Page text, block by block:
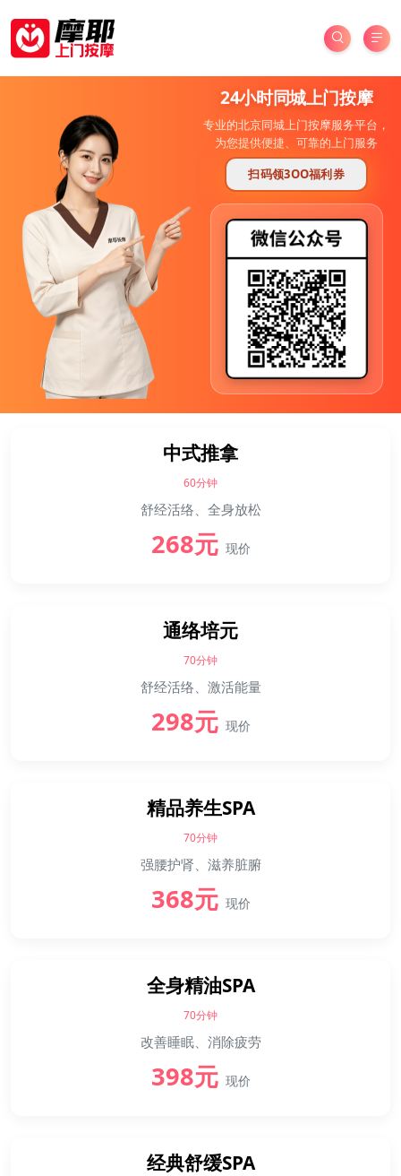
24小时同城上门按摩
专业的北京同城上门按摩服务平台，
为您提供便捷、可靠的上门服务
扫码领3OO福利券
中式推拿
60分钟
舒经活络、全身放松
268元 现价
通络培元
70分钟
舒经活络、激活能量
298元 现价
精品养生SPA
70分钟
强腰护肾、滋养脏腑
368元 现价
全身精油SPA
70分钟
改善睡眠、消除疲劳
398元 现价
经典舒缓SPA